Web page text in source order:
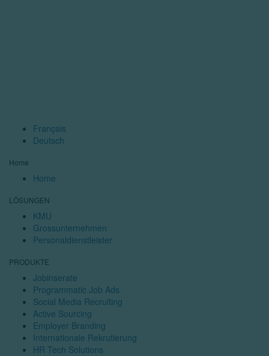
Français
Deutsch
Home
Home
LÖSUNGEN
KMU
Grossunternehmen
Personaldienstleister
PRODUKTE
Jobinserate
Programmatic Job Ads
Social Media Recruiting
Active Sourcing
Employer Branding
Internationale Rekrutierung
HR Tech Solutions